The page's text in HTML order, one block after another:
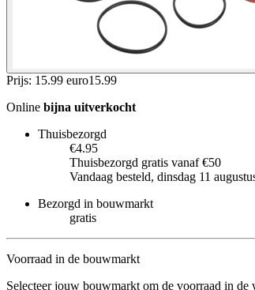
Prijs: 15.99 euro15.99
Online bijna uitverkocht
Thuisbezorgd
€4.95
Thuisbezorgd gratis vanaf €50
Vandaag besteld, dinsdag 11
Bezorgd in bouwmarkt
gratis
Voorraad in de bouwmarkt
Selecteer jouw bouwmarkt om de voorraad in de